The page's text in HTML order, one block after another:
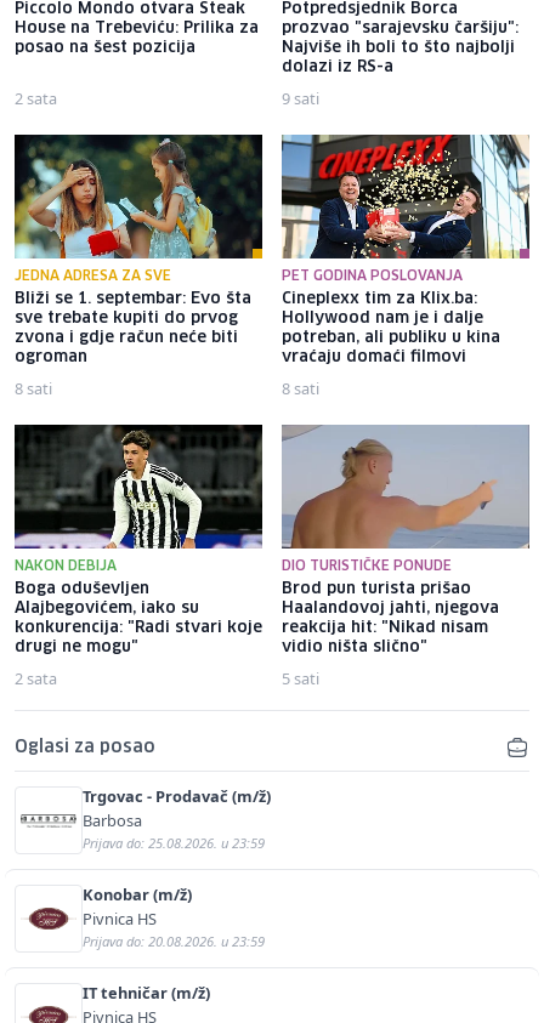
Piccolo Mondo otvara Steak
House na Trebeviću: Prilika za
posao na šest pozicija
2 sata
Potpredsjednik Borca
prozvao "sarajevsku čaršiju":
Najviše ih boli to što najbolji
dolazi iz RS-a
9 sati
JEDNA ADRESA ZA SVE
Bliži se 1. septembar: Evo šta
sve trebate kupiti do prvog
zvona i gdje račun neće biti
ogroman
8 sati
PET GODINA POSLOVANJA
Cineplexx tim za Klix.ba:
Hollywood nam je i dalje
potreban, ali publiku u kina
vraćaju domaći filmovi
8 sati
NAKON DEBIJA
Boga oduševljen
Alajbegovićem, iako su
konkurencija: "Radi stvari koje
drugi ne mogu"
2 sata
DIO TURISTIČKE PONUDE
Brod pun turista prišao
Haalandovoj jahti, njegova
reakcija hit: "Nikad nisam
vidio ništa slično"
5 sati
Oglasi za posao
Trgovac - Prodavač (m/ž)
Barbosa
Prijava do: 25.08.2026. u 23:59
Konobar (m/ž)
Pivnica HS
Prijava do: 20.08.2026. u 23:59
IT tehničar (m/ž)
Pivnica HS